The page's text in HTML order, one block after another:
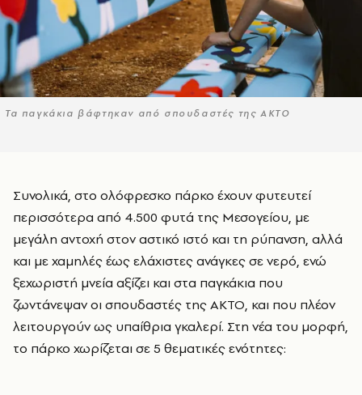
Τα παγκάκια βάφτηκαν από σπουδαστές της ΑΚΤΟ
Συνολικά, στο ολόφρεσκο πάρκο έχουν φυτευτεί
περισσότερα από 4.500 φυτά της Μεσογείου, με
μεγάλη αντοχή στον αστικό ιστό και τη ρύπανση, αλλά
και με χαμηλές έως ελάχιστες ανάγκες σε νερό, ενώ
ξεχωριστή μνεία αξίζει και στα παγκάκια που
ζωντάνεψαν οι σπουδαστές της ΑΚΤΟ, και που πλέον
λειτουργούν ως υπαίθρια γκαλερί. Στη νέα του μορφή,
το πάρκο χωρίζεται σε 5 θεματικές ενότητες: